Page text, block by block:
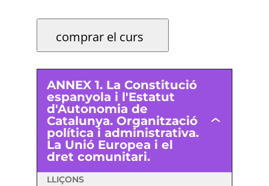
ANNEX 1. La Constitució
espanyola i l'Estatut
d'Autonomia de
Catalunya. Organització
política i administrativa.
La Unió Europea i el
dret comunitari.
ANNEX
LLIÇONS